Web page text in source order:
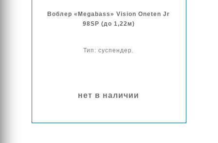
Воблер «Megabass» Vision Oneten Jr
98SP (до 1,22м)
Тип: суспендер.
нет в наличии